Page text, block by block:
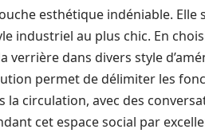
esthétique indéniable. Elle
industriel au plus chic. En
verrière dans divers style
permet de délimiter les
la circulation, avec des
cet espace social par